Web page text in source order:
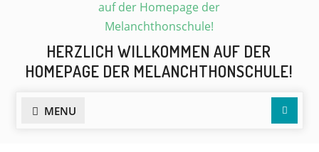
HERZLICH WILLKOMMEN AUF DER
HOMEPAGE DER MELANCHTHONSCHULE!
MENU